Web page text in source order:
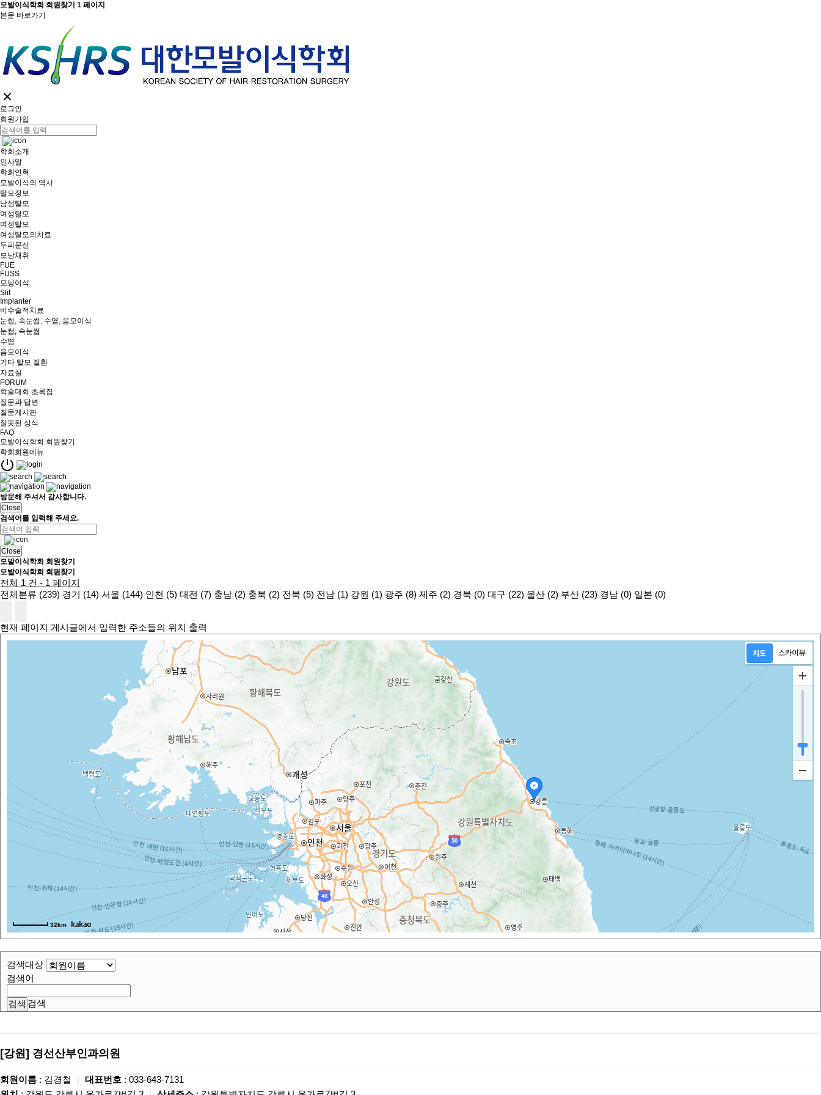
모발이식학회 회원찾기 1 페이지
본문 바로가기
로그인
회원가입
학회소개
인사말
학회연혁
모발이식의 역사
탈모정보
남성탈모
여성탈모
여성탈모
여성탈모의치료
두피문신
모낭채취
FUE
FUSS
모낭이식
Slit
Implanter
비수술적치료
눈썹, 속눈썹, 수염, 음모이식
눈썹, 속눈썹
수염
음모이식
기타 탈모 질환
자료실
FORUM
학술대회 초록집
질문과 답변
질문게시판
잘못된 상식
FAQ
모발이식학회 회원찾기
학회회원메뉴
방문해 주셔서 감사합니다.
Close
검색어를 입력해 주세요.
Close
모발이식학회 회원찾기
모발이식학회 회원찾기
전체 1 건 - 1 페이지
전체분류 (239) 경기 (14) 서울 (144) 인천 (5) 대전 (7) 충남 (2) 충북 (2) 전북 (5) 전남 (1) 강원 (1) 광주 (8) 제주 (2) 경북 (0) 대구 (22) 울산 (2) 부산 (23) 경남 (0) 일본 (0)
현재 페이지 게시글에서 입력한 주소들의 위치 출력
32km
검색대상
검색어
검색
[강원] 경선산부인과의원
회원이름 : 김경철 | 대표번호 : 033-643-7131